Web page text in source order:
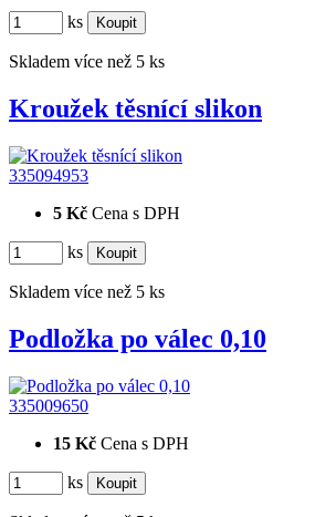
ks
Skladem více než 5 ks
Kroužek těsnící slikon
335094953
5 Kč Cena s DPH
ks
Skladem více než 5 ks
Podložka po válec 0,10
335009650
15 Kč Cena s DPH
ks